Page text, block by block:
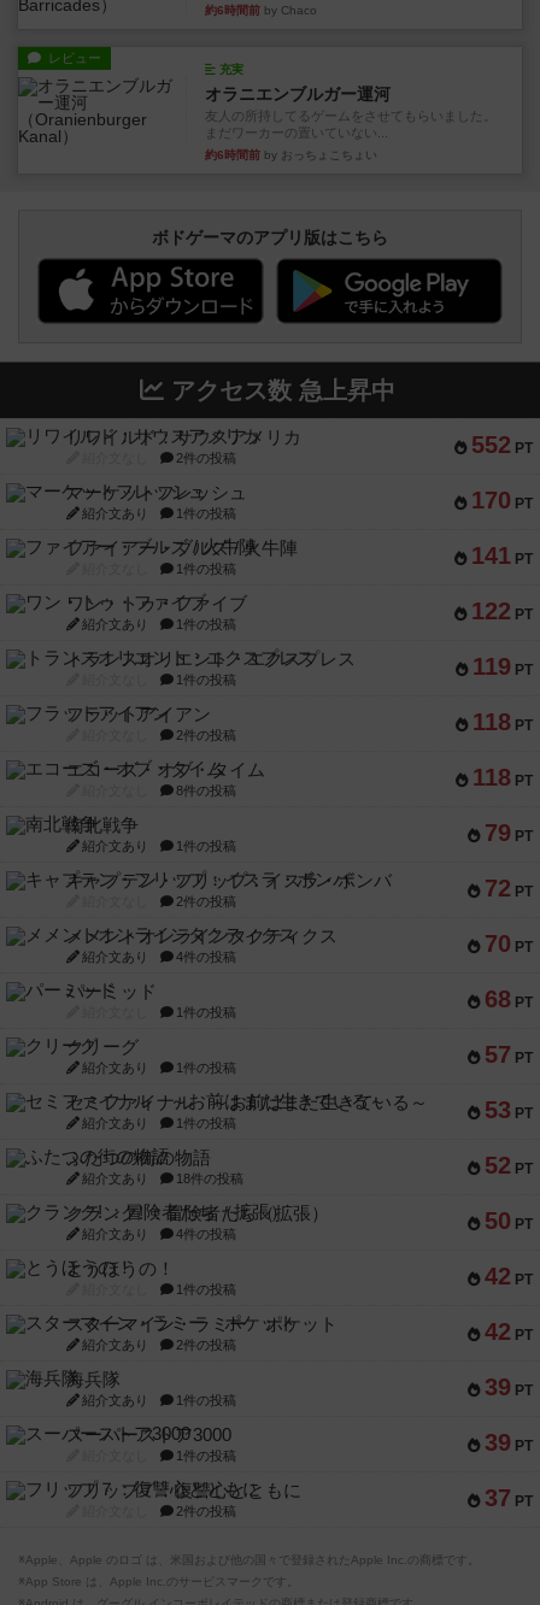
約6時間前 by Chaco
レビュー
充実
オラニエンブルガー運河
友人の所持してるゲームをさせてもらいました。
まだワーカーの置いていない...
約6時間前 by おっちょこちょい
ボドゲーマのアプリ版はこちら
アクセス数 急上昇中
552 PT
リワイルド：サウスアメリカ
2件の投稿
170 PT
マーケットフレッシュ
紹介文あり 1件の投稿
141 PT
ファイアー・ブルズ / 火牛陣
1件の投稿
122 PT
ワン・トゥ・ファイブ
紹介文あり 1件の投稿
119 PT
トランスオリエント・エクスプレス
1件の投稿
118 PT
フラットアイアン
2件の投稿
118 PT
エコーズ・オブ・タイム
8件の投稿
79 PT
南北戦争
紹介文あり 1件の投稿
72 PT
キャプテン・フリップ：イスラ・ボンバ
2件の投稿
70 PT
メメントオンラインタクティクス
紹介文あり 4件の投稿
68 PT
パーミッド
1件の投稿
57 PT
クリーグ
紹介文あり 1件の投稿
53 PT
セミファイナル ～お前はまだ生きている～
紹介文あり 1件の投稿
52 PT
ふたつの街の物語
紹介文あり 18件の投稿
50 PT
クランク! ：冒険者たち（拡張）
紹介文あり 4件の投稿
42 PT
とうほうの！
1件の投稿
42 PT
スターマイン・ラミー ポケット
紹介文あり 2件の投稿
39 PT
海兵隊
紹介文あり 1件の投稿
39 PT
スーパーストア3000
1件の投稿
37 PT
フリップ７：復讐心とともに
2件の投稿
※Apple、Apple のロゴ は、米国および他の国々で登録されたApple Inc.の商標です。
※App Store は、Apple Inc.のサービスマークです。